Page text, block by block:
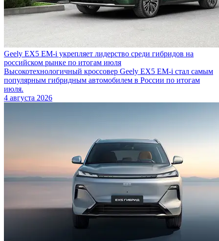
Geely EX5 EM-i укрепляет лидерство среди гибридов на
российском рынке по итогам июля
Высокотехнологичный кроссовер Geely EX5 EM-i стал самым
популярным гибридным автомобилем в России по итогам
июля.
4 августа 2026